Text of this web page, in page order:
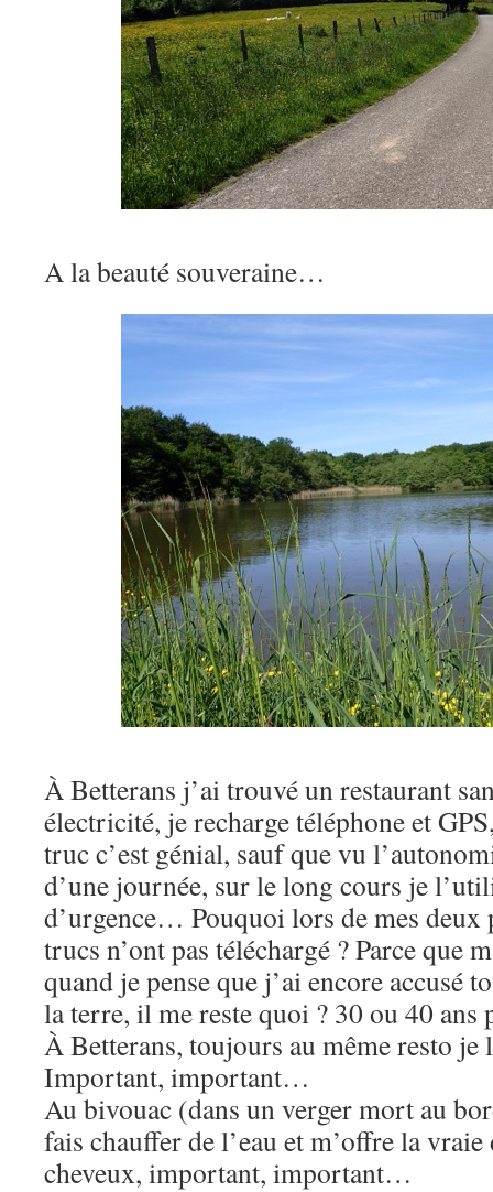
A la beauté souveraine…
À Betterans j’ai trouvé un restaurant
électricité, je recharge téléphone et
truc c’est génial, sauf que vu
d’une journée, sur le long cours je
d’urgence… Pouquoi lors de mes deux
trucs n’ont pas téléchargé ? Parce que
quand je pense que j’ai encore accusé
la terre, il me reste quoi ? 30 ou 40
À Betterans, toujours au même resto
Important, important…
Au bivouac (dans un verger mort au
fais chauffer de l’eau et m’offre la vraie
cheveux, important, important…